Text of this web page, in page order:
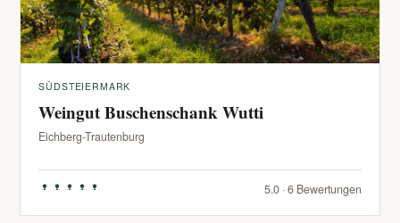
SÜDSTEIERMARK
Weingut Buschenschank Wutti
Eichberg-Trautenburg
5.0 · 6 Bewertungen